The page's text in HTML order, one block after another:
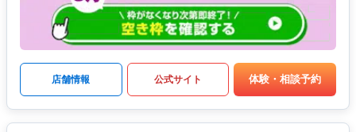
店舗情報 公式サイト 体験・相談予約